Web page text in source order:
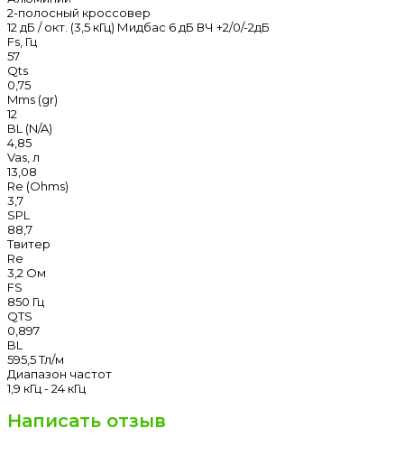
2-полосный кроссовер
12 дБ / окт. (3,5 кГц) Мидбас 6 дБ ВЧ +2/0/-2дБ
Fs, Гц
57
Qts
0,75
Mms (gr)
12
BL (N/A)
4,85
Vas, л
13,08
Re (Ohms)
3,7
SPL
88,7
Твитер
Re
3,2 Ом
FS
850 Гц
QTS
0,897
BL
595,5 Тл/м
Диапазон частот
1,9 кГц - 24 кГц
Написать отзыв